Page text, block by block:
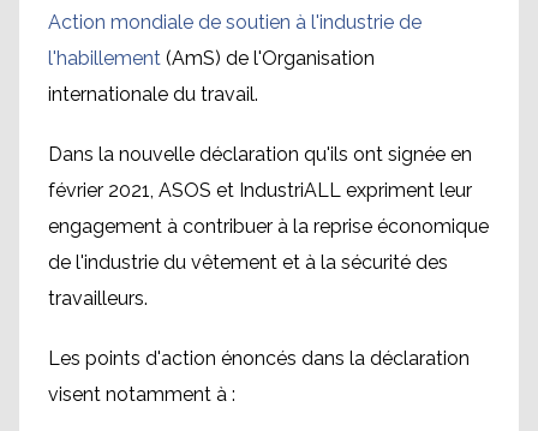
Action mondiale de soutien à l'industrie de
l'habillement (AmS) de l'Organisation
internationale du travail.
Dans la nouvelle déclaration qu'ils ont signée en
février 2021, ASOS et IndustriALL expriment leur
engagement à contribuer à la reprise économique
de l'industrie du vêtement et à la sécurité des
travailleurs.
Les points d'action énoncés dans la déclaration
visent notamment à :